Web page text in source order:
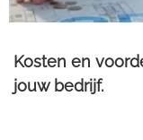
Kosten en
jouw bedrijf.​